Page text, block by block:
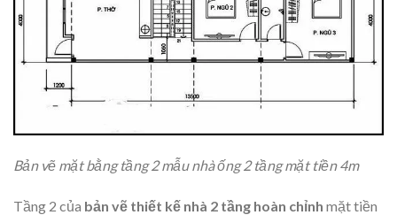
Bản vẽ mặt bằng tầng 2 mẫu nhà ống 2 tầng mặt tiền 4m
Tầng 2 của bản vẽ thiết kế nhà 2 tầng hoàn chỉnh mặt tiền